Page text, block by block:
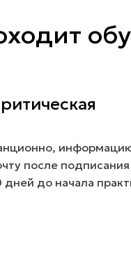
после
дней до начала